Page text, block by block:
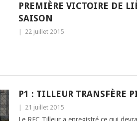
PREMIÈRE VICTOIRE DE
SAISON
22 juillet 2015
P1 : TILLEUR TRANSFÈRE
21 juillet 2015